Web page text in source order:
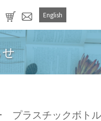
English
せ
プラスチックボト